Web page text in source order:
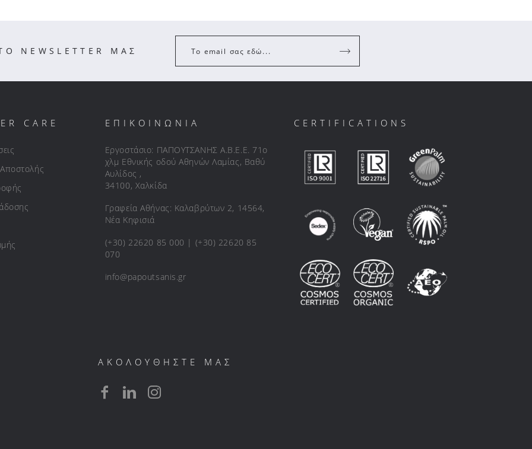
NEWSLETTER ΜΑΣ Το email σας εδώ...
CARE ΕΠΙΚΟΙΝΩΝΙΑ
Εργοστάσιο: ΠΑΠΟΥΤΣΑΝΗΣ Α.Β.Ε.Ε. 71ο
χλμ Εθνικής οδού Αθηνών Λαμίας, Βαθύ
Αυλίδος ,
34100, Χαλκίδα
Γραφεία Αθήνας: Καλαβρύτων 2, 14564,
Νέα Κηφισιά
(+30) 22620 85 000 | (+30) 22620 85
070
info@papoutsanis.gr
CERTIFICATIONS
ΑΚΟΛΟΥΘΗΣΤΕ ΜΑΣ